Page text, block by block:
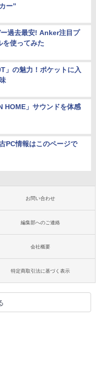
ー”
過去最安! Anker注目プ
を使ってみた
」の魅力！ポケットに入
HOME」サウンドを体感
PC情報はこのページで
お問い合わせ
編集部へのご連絡
会社概要
特定商取引法に基づく表示